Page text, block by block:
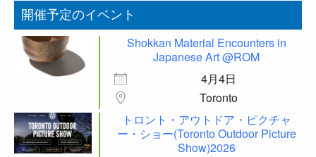
開催予定のイベント
Shokkan Material Encounters in
Japanese Art @ROM
4月4日
Toronto
トロント・アウトドア・ピクチャ
ー・ショー(Toronto Outdoor Picture
Show)2026